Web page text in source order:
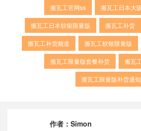
搬瓦工官网ss 搬瓦工日本大
搬瓦工日本软银限量版 搬瓦工补货
搬瓦工补货频道 搬瓦工软银限量版
搬瓦工限量版套餐补货 搬瓦
搬瓦工限量版补货通知
作者： Simon